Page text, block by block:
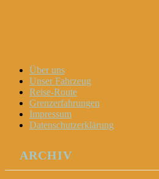
Menu
Widgets
Search
Skip
content
Über uns
Unser Fahrzeug
Reise-Route
Grenzerfahrungen
Impressum
Datenschutzerklärung
ARCHIV